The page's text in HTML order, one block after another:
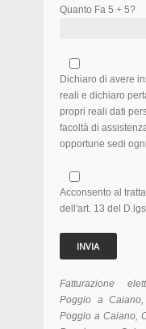
Quanto Fa 5 + 5?
Dichiaro di avere
reali e dichiaro
propri reali dati
facoltà di
opportune sedi
Acconsento al
dell'art. 13 del
Fatturazione
Poggio a Caiano,
Poggio a Caiano,